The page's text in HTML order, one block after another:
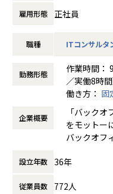
・「日本で新しいマー
このような環境下で一緒
＜ホープスBLOGもご覧く
プロジェクトの具体例や
是非ご覧ください！
HOPES Blog：https://
【ポジションの魅力】
幅が広い！
【ホープスの目指す世界】
国内全体では基幹業務の
多くERP導入の課題感は
ホープスはそのような企
大手企業、中規模企業向
国内サプライチェーン全
IT開発関連業務
く、プロジ
ています。
➀人事または給与システ
・主に基本設計～導入、
・SAP Success Factors、
歓迎しています。
➁経費精算システム導入
・主に基本設計～導入、
での業務を想定しておりま
・代表的なソリューショ
です。
【会社概要】
雇用形態 正社員
職種 ITコンサルタ
勤務形態
作業時間：
／実働8時間
働き方： 固
時など）
時間外労
休憩時間：
企業概要
「バック
をモットーに
バックオフ
企業競争力
設立年数 36年
従業員数 772人